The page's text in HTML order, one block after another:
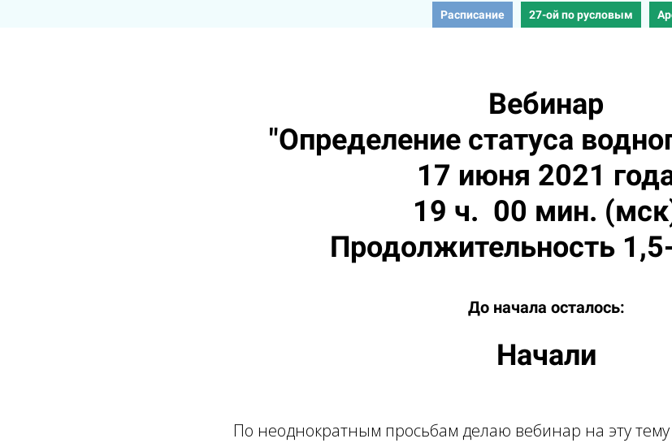
Расписание 27-ой по русловым
Вебинар
"Определение статуса
17 июня 2021
19 ч. 00 мин.
Продолжительность
До начала осталось:
Начали
По неоднократным просьбам делаю вебинар на эту тему